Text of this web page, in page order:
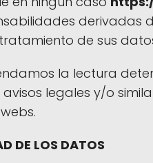
derivadas
de sus
la lectura
legales y/o
DE LOS DATOS